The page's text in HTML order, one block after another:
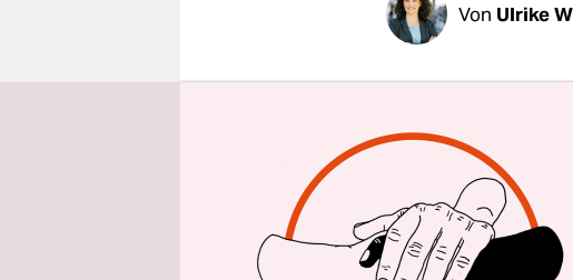
Von Ulrike
Das Bild
Staatsmännern
drei Reihen auf
auch,
einem
Präsidenten. Die